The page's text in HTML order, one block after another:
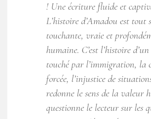
! Une écriture fluide et
L’histoire d’Amadou est tout
touchante, vraie et
humaine. C’est l’histoire
touché par l’immigration, la
forcée, l’injustice de
redonne le sens de la valeur
questionne le lecteur sur les